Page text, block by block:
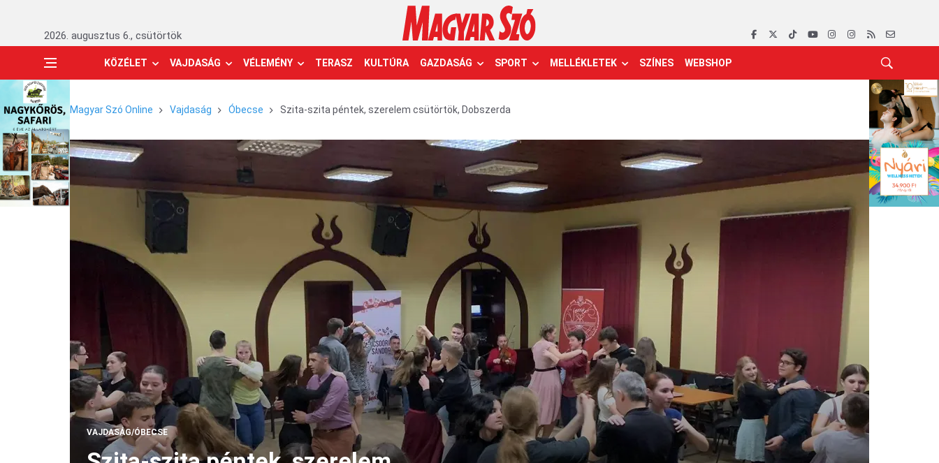
2026. augusztus 6., csütörtök
KÖZÉLET VAJDASÁG VÉLEMÉNY TERASZ KULTÚRA GAZDASÁG SPORT MELLÉKLETEK SZÍNES WEBSHOP
Magyar Szó Online Vajdaság Óbecse Szita-szita péntek, szerelem csütörtök, Dobszerda
VAJDASÁG/ÓBECSE